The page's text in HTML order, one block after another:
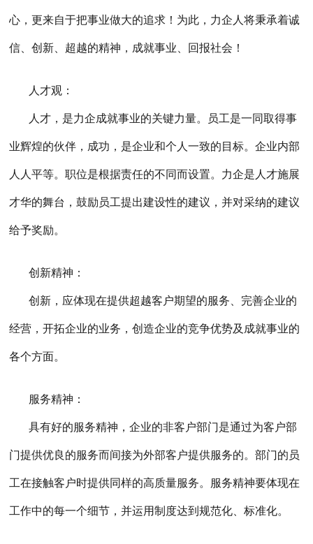
心，更来自于把事业做大的追求！为此，力企人将秉承着诚
信、创新、超越的精神，成就事业、回报社会！
人才观：
人才，是力企成就事业的关键力量。员工是一同取得事
业辉煌的伙伴，成功，是企业和个人一致的目标。企业内部
人人平等。职位是根据责任的不同而设置。力企是人才施展
才华的舞台，鼓励员工提出建设性的建议，并对采纳的建议
给予奖励。
创新精神：
创新，应体现在提供超越客户期望的服务、完善企业的
经营，开拓企业的业务，创造企业的竞争优势及成就事业的
各个方面。
服务精神：
具有好的服务精神，企业的非客户部门是通过为客户部
门提供优良的服务而间接为外部客户提供服务的。部门的员
工在接触客户时提供同样的高质量服务。服务精神要体现在
工作中的每一个细节，并运用制度达到规范化、标准化。